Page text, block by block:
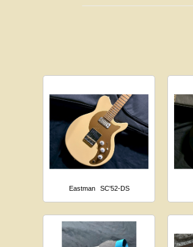
Eastman SC'52-DS